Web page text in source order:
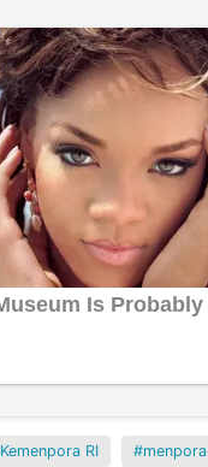
Kemenpora RI menpora